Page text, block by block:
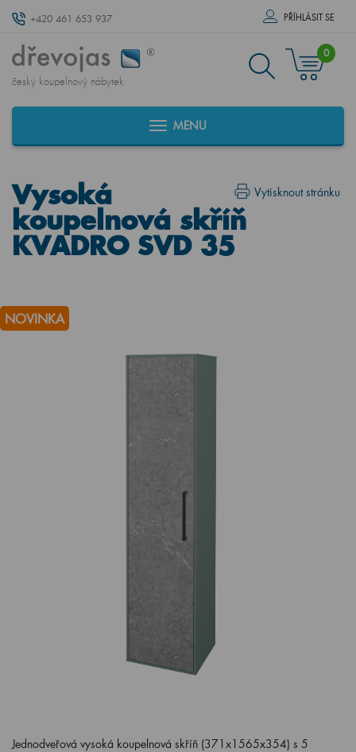
+420 461 653 937 PŘÍHLÁSIT SE
český koupelnový nábytek
0
MENU
Vytisknout stránku
Vysoká
koupelnová skříň
KVADRO SVD 35
NOVINKA
Jednodveřová vysoká koupelnová skříň (371x1565x354) s 5